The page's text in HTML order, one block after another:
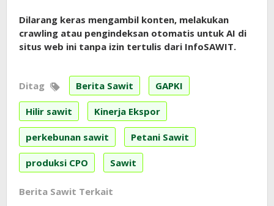
Dilarang keras mengambil konten, melakukan
crawling atau pengindeksan otomatis untuk AI di
situs web ini tanpa izin tertulis dari InfoSAWIT.
Ditag Berita Sawit GAPKI
Hilir sawit Kinerja Ekspor
perkebunan sawit Petani Sawit
produksi CPO Sawit
Berita Sawit Terkait